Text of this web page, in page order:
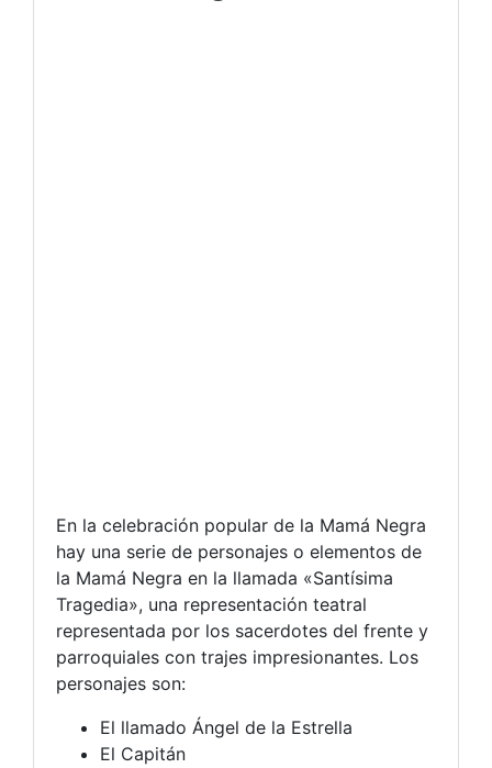
En la celebración popular de la Mamá Negra
hay una serie de personajes o elementos de
la Mamá Negra en la llamada «Santísima
Tragedia», una representación teatral
representada por los sacerdotes del frente y
parroquiales con trajes impresionantes. Los
personajes son:
El llamado Ángel de la Estrella
El Capitán